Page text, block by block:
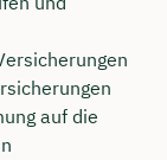
auf die